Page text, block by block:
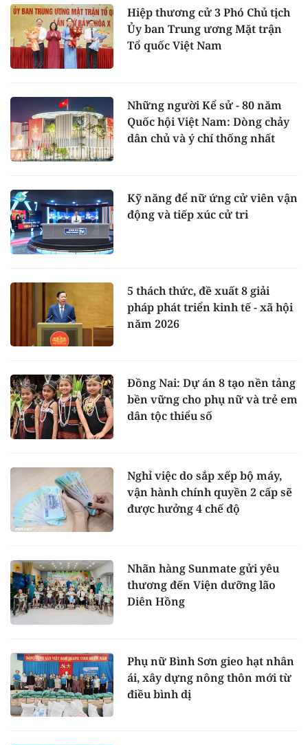
Hiệp thương cử 3 Phó Chủ tịch
Ủy ban Trung ương Mặt trận
Tổ quốc Việt Nam
Những người Kể sử - 80 năm
Quốc hội Việt Nam: Dòng chảy
dân chủ và ý chí thống nhất
Kỹ năng để nữ ứng cử viên vận
động và tiếp xúc cử tri
5 thách thức, đề xuất 8 giải
pháp phát triển kinh tế - xã hội
năm 2026
Đồng Nai: Dự án 8 tạo nền tảng
bền vững cho phụ nữ và trẻ em
dân tộc thiểu số
Nghỉ việc do sắp xếp bộ máy,
vận hành chính quyền 2 cấp sẽ
được hưởng 4 chế độ
Nhãn hàng Sunmate gửi yêu
thương đến Viện dưỡng lão
Diên Hồng
Phụ nữ Bình Sơn gieo hạt nhân
ái, xây dựng nông thôn mới từ
điều bình dị